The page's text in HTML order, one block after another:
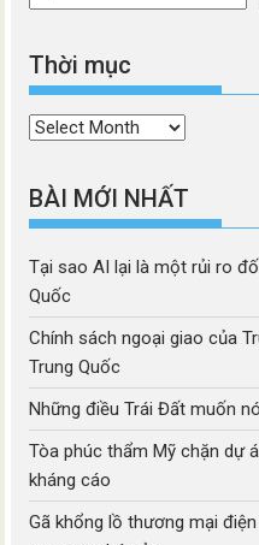
Thời mục
Thời
BÀI MỚI NHẤT
Tại sao AI lại là một rủi ro
Quốc
Chính sách ngoại giao của
Trung Quốc
Những điều Trái Đất muốn
Tòa phúc thẩm Mỹ chặn dự
kháng cáo
Gã khổng lồ thương mại